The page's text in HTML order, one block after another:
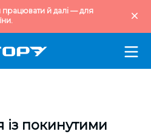
й далі — для
із покинутими